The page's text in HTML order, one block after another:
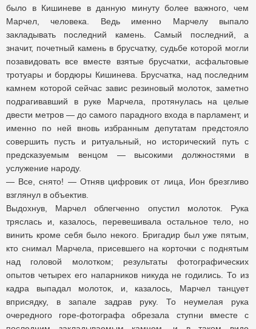
было в Кишиневе в данную минуту более важного, чем
Марчел, человека. Ведь именно Марчелу выпало
закладывать последний камень. Самый последний, а
значит, почетный камень в брусчатку, судьбе которой могли
позавидовать все вместе взятые брусчатки, асфальтовые
тротуары и бордюры Кишинева. Брусчатка, над последним
камнем которой сейчас завис резиновый молоток, заметно
подрагивавший в руке Марчела, протянулась на целые
двести метров — до самого парадного входа в парламент, и
именно по ней вновь избранным депутатам предстояло
совершить пусть и ритуальный, но исторический путь с
предсказуемым венцом — высокими должностями в
услужение народу.
— Все, снято! — Отняв цифровик от лица, Ион брезгливо
взглянул в объектив.
Выдохнув, Марчел облегченно опустил молоток. Рука
тряслась и, казалось, перевешивала остальное тело, но
винить кроме себя было некого. Бригадир был уже пятым,
кто снимал Марчела, присевшего на корточки с поднятым
над головой молотком; результаты фотографических
опытов четырех его напарников никуда не годились. То из
кадра выпадал молоток, и, казалось, Марчел танцует
вприсядку, в запале задрав руку. То неумелая рука
очередного горе-фотографа обрезала ступни вместе с